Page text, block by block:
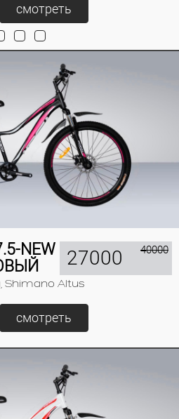
смотреть
NEW
Shimano Altus
27000 40000
смотреть